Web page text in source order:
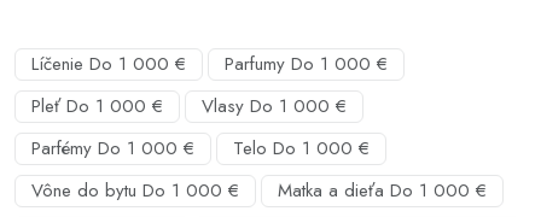
Líčenie Do 1 000 €
Parfumy Do 1 000 €
Pleť Do 1 000 €
Vlasy Do 1 000 €
Parfémy Do 1 000 €
Telo Do 1 000 €
Vône do bytu Do 1 000 €
Matka a dieťa Do 1 000 €